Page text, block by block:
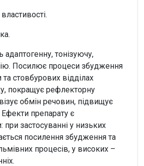
адаптогенну, тонізуючу,
Посилює процеси збудження
стовбурових відділах
покращує рефлекторну
обмін речовин, підвищує
Ефекти препарату є
застосуванні у низьких
посилення збудження та
процесів, у високих –